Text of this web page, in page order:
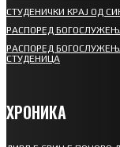
СТУДЕНИЧКИ КРАЈ ОД
РАСПОРЕД
РАСПОРЕД
СТУДЕНИЦА
ХРОНИКА